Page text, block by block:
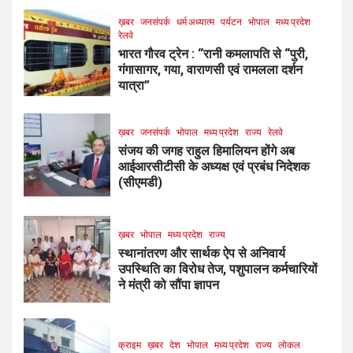
ख़बर जनसंपर्क धर्म अध्यात्म पर्यटन भोपाल मध्य प्रदेश
रेलवे
भारत गौरव ट्रेन : “रानी कमलापति से “पुरी,
गंगासागर, गया, वाराणसी एवं रामलला दर्शन
यात्रा”
ख़बर जनसंपर्क भोपाल मध्य प्रदेश राज्य रेलवे
संजय की जगह राहुल हिमालियन होंगे अब
आईआरसीटीसी के अध्यक्ष एवं प्रबंध निदेशक
(सीएमडी)
ख़बर भोपाल मध्य प्रदेश राज्य
स्थानांतरण और सार्थक ऐप से अनिवार्य
उपस्थिति का विरोध तेज, पशुपालन कर्मचारियों
ने मंत्री को सौंपा ज्ञापन
क्राइम ख़बर देश भोपाल मध्य प्रदेश राज्य लोकल